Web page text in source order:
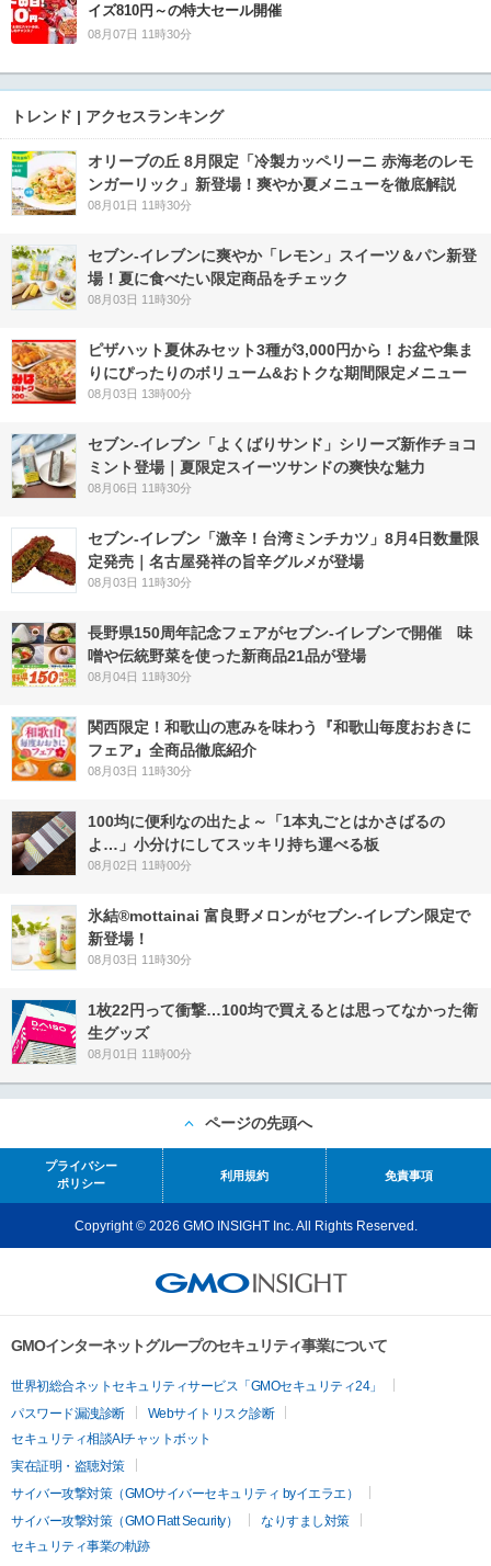
イズ810円～の特大セール開催
08月07日 11時30分
トレンド | アクセスランキング
オリーブの丘 8月限定「冷製カッペリーニ 赤海老のレモ
ンガーリック」新登場！爽やか夏メニューを徹底解説
08月01日 11時30分
セブン‐イレブンに爽やか「レモン」スイーツ＆パン新登
場！夏に食べたい限定商品をチェック
08月03日 11時30分
ピザハット夏休みセット3種が3,000円から！お盆や集ま
りにぴったりのボリューム&おトクな期間限定メニュー
08月03日 13時00分
セブン‐イレブン「よくばりサンド」シリーズ新作チョコ
ミント登場｜夏限定スイーツサンドの爽快な魅力
08月06日 11時30分
セブン-イレブン「激辛！台湾ミンチカツ」8月4日数量限
定発売｜名古屋発祥の旨辛グルメが登場
08月03日 11時30分
長野県150周年記念フェアがセブン-イレブンで開催 味
噌や伝統野菜を使った新商品21品が登場
08月04日 11時30分
関西限定！和歌山の恵みを味わう『和歌山毎度おおきに
フェア』全商品徹底紹介
08月03日 11時30分
100均に便利なの出たよ～「1本丸ごとはかさばるの
よ…」小分けにしてスッキリ持ち運べる板
08月02日 11時00分
氷結®mottainai 富良野メロンがセブン‐イレブン限定で
新登場！
08月03日 11時30分
1枚22円って衝撃…100均で買えるとは思ってなかった衛
生グッズ
08月01日 11時00分
ページの先頭へ
プライバシー
ポリシー
利用規約 免責事項
Copyright © 2026 GMO INSIGHT Inc. All Rights Reserved.
GMOインターネットグループのセキュリティ事業について
世界初総合ネットセキュリティサービス「GMOセキュリティ24」
パスワード漏洩診断
Webサイトリスク診断
セキュリティ相談AIチャットボット
実在証明・盗聴対策
サイバー攻撃対策（GMOサイバーセキュリティ byイエラエ）
サイバー攻撃対策（GMO Flatt Security）
なりすまし対策
セキュリティ事業の軌跡